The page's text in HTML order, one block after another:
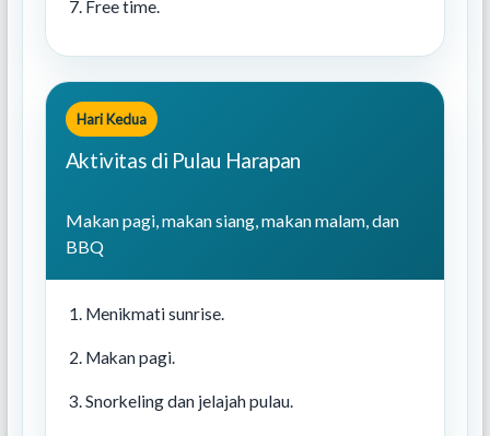
Free time.
Hari Kedua
Aktivitas di Pulau Harapan
Makan pagi, makan siang, makan malam, dan
BBQ
Menikmati sunrise.
Makan pagi.
Snorkeling dan jelajah pulau.